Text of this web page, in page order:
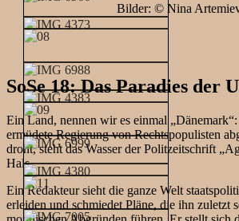
Bilder: © Nina
SoSe 18: Das Paradies der
Ein Land, nennen wir es einmal
ermüdete Regierung von Rechtspopulisten
droht, steht das Wasser der Politzeitschrift
Hals.
Ein Redakteur sieht die ganze Welt
erleiden und schmiedet Pläne, die ihn zuletzt